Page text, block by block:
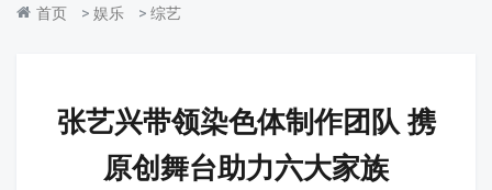
首页 > 娱乐 > 综艺
张艺兴带领染色体制作团队 携
原创舞台助力六大家族